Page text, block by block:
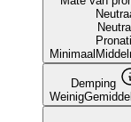
Minimaal
Demping
Weinig